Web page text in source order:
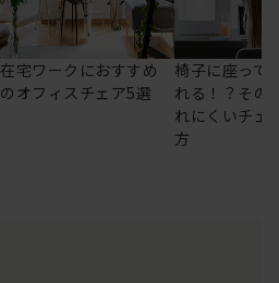
在宅ワークにおすすめ
のオフィスチェア5選
椅子に座って
れる！？その
れにくいチェ
方